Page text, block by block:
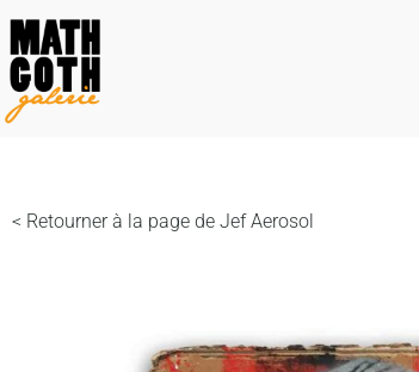
< Retourner à la page de Jef Aerosol